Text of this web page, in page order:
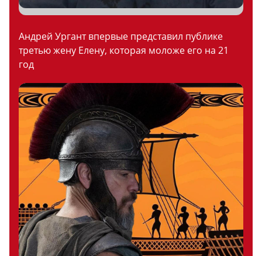
Андрей Ургант впервые представил публике
третью жену Елену, которая моложе его на 21
год